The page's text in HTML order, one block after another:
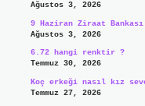
Ağustos 3, 2026
9 Haziran Ziraat Bankası
Ağustos 3, 2026
6.72 hangi renktir ?
Temmuz 30, 2026
Koç erkeği nasıl kız
Temmuz 27, 2026